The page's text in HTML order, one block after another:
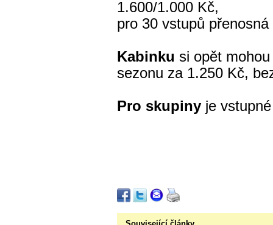
1.600/1.000 Kč,
pro 30 vstupů
Kabinku si opět
sezonu za 1.250 Kč,
Pro skupiny je